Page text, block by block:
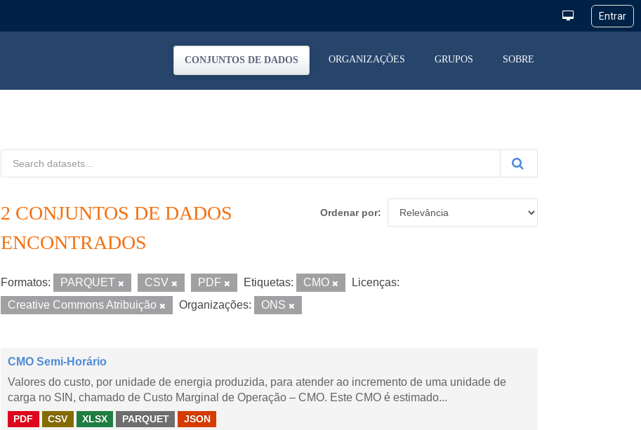
CONJUNTOS DE DADOS ORGANIZAÇÕES GRUPOS SOBRE
Ordenar por
2 CONJUNTOS DE DADOS
ENCONTRADOS
Formatos: PARQUET CSV PDF Etiquetas: CMO
Licenças:
Creative Commons Atribuição
Organizações: ONS
CMO Semi-Horário
Valores do custo, por unidade de energia produzida, para atender ao incremento de uma unidade de
carga no SIN, chamado de Custo Marginal de Operação – CMO. Este CMO é estimado...
PDF CSV XLSX PARQUET JSON